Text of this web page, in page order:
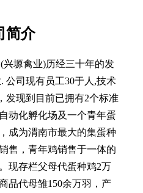
简介
兴塬禽业)历经三十年的发
公司现有员工30于人,技术
发现到目前已拥有2个标准
动化孵化场及一个青年蛋
成为渭南市最大的集蛋种
售，青年鸡销售于一体的
现存栏父母代蛋种鸡2万
品代母雏150余万羽，产